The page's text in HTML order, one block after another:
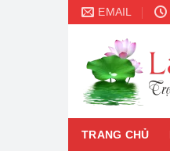
Skip
content
EMAIL
TRANG CHỦ